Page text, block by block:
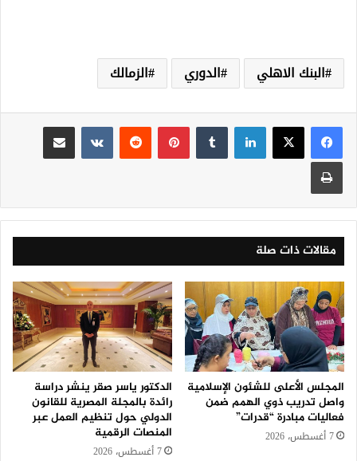
البنك الاهلي الدوري الزمالك
لينكدإن بينتيريست
مقالات ذات صلة
المجلس الأعلى للشئون الإسلامية
واصل تدريب ذوي الهمم ضمن
فعاليات مبادرة “قدرات”
7 أغسطس، 2026
الدكتور ياسر صقر ينشر دراسة
رائدة بالمجلة المصرية للقانون
الدولي حول تنظيم العمل عبر
المنصات الرقمية
7 أغسطس، 2026